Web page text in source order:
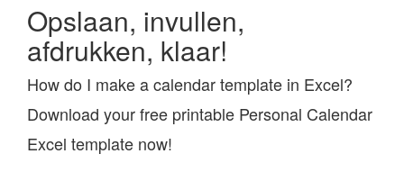
Opslaan, invullen,
afdrukken, klaar!
How do I make a calendar template in Excel?
Download your free printable Personal Calendar
Excel template now!